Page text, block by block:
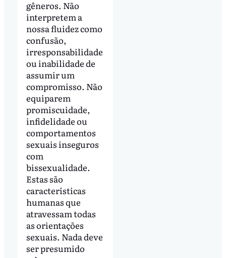
gêneros. Não
interpretem a
nossa fluidez como
confusão,
irresponsabilidade
ou inabilidade de
assumir um
compromisso. Não
equiparem
promiscuidade,
infidelidade ou
comportamentos
sexuais inseguros
com
bissexualidade.
Estas são
características
humanas que
atravessam todas
as orientações
sexuais. Nada deve
ser presumido